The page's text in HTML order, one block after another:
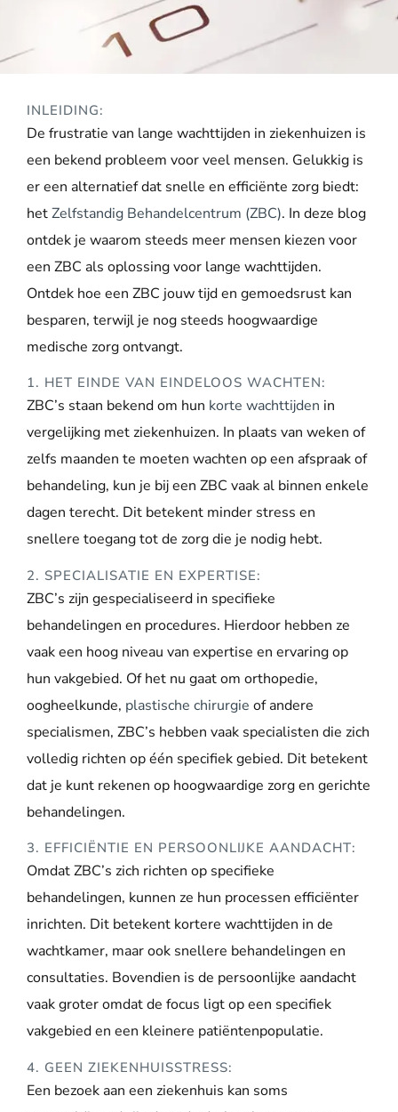
INLEIDING:
De frustratie van lange wachttijden in ziekenhuizen is
een bekend probleem voor veel mensen. Gelukkig is
er een alternatief dat snelle en efficiënte zorg biedt:
hetZelfstandig Behandelcentrum (ZBC). In deze blog
ontdek je waarom steeds meer mensen kiezen voor
een ZBC als oplossing voor lange wachttijden.
Ontdek hoe een ZBC jouw tijd en gemoedsrust kan
besparen, terwijl je nog steeds hoogwaardige
medische zorg ontvangt.
1. HET EINDE VAN EINDELOOS WACHTEN:
ZBC’s staan bekend om hun korte wachttijden in
vergelijking met ziekenhuizen. In plaats van weken of
zelfs maanden te moeten wachten op een afspraak of
behandeling, kun je bij een ZBC vaak al binnen enkele
dagen terecht. Dit betekent minder stress en
snellere toegang tot de zorg die je nodig hebt.
2. SPECIALISATIE EN EXPERTISE:
ZBC’s zijn gespecialiseerd in specifieke
behandelingen en procedures. Hierdoor hebben ze
vaak een hoog niveau van expertise en ervaring op
hun vakgebied. Of het nu gaat om orthopedie,
oogheelkunde, plastische chirurgie of andere
specialismen, ZBC’s hebben vaak specialisten die zich
volledig richten op één specifiek gebied. Dit betekent
dat je kunt rekenen op hoogwaardige zorg en gerichte
behandelingen.
3. EFFICIËNTIE EN PERSOONLIJKE AANDACHT:
Omdat ZBC’s zich richten op specifieke
behandelingen, kunnen ze hun processen efficiënter
inrichten. Dit betekent kortere wachttijden in de
wachtkamer, maar ook snellere behandelingen en
consultaties. Bovendien is de persoonlijke aandacht
vaak groter omdat de focus ligt op een specifiek
vakgebied en een kleinere patiëntenpopulatie.
4. GEEN ZIEKENHUISSTRESS:
Een bezoek aan een ziekenhuis kan soms